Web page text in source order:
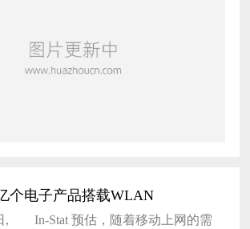
个电子产品搭载WLAN
, In-Stat 预估，随着移动上网的需